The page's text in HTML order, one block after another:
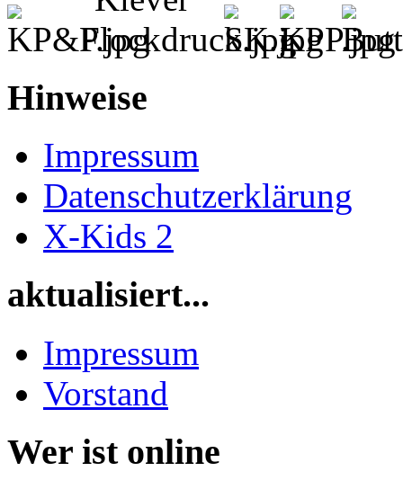
Hinweise
Impressum
Datenschutzerklärung
X-Kids 2
aktualisiert...
Impressum
Vorstand
Wer ist online